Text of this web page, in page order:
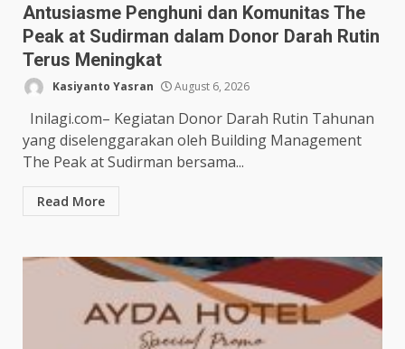
Antusiasme Penghuni dan Komunitas The
Peak at Sudirman dalam Donor Darah Rutin
Terus Meningkat
Kasiyanto Yasran August 6, 2026
Inilagi.com– Kegiatan Donor Darah Rutin Tahunan
yang diselenggarakan oleh Building Management
The Peak at Sudirman bersama...
Read More